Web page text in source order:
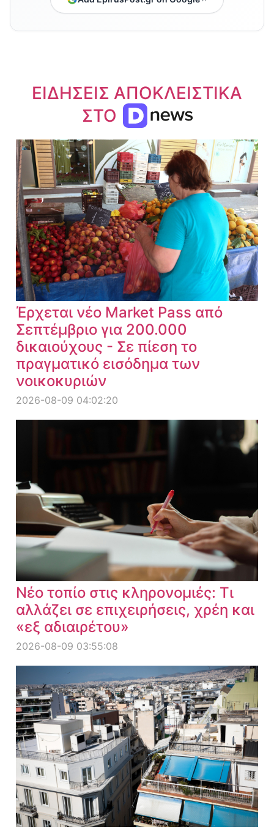
ΕΙΔΗΣΕΙΣ ΑΠΟΚΛΕΙΣΤΙΚΑ
ΣΤΟ
Έρχεται νέο Market Pass από
Σεπτέμβριο για 200.000
δικαιούχους - Σε πίεση το
πραγματικό εισόδημα των
νοικοκυριών
2026-08-09 04:02:20
Νέο τοπίο στις κληρονομιές: Τι
αλλάζει σε επιχειρήσεις, χρέη και
«εξ αδιαιρέτου»
2026-08-09 03:55:08